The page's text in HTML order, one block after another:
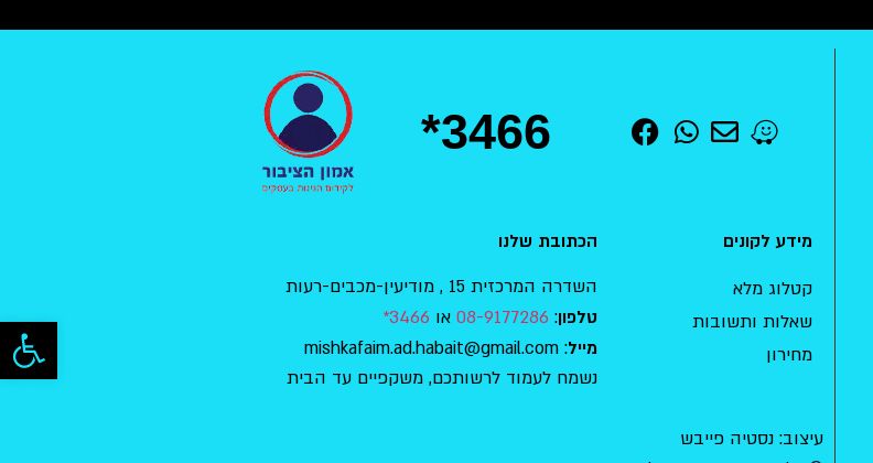
*3466
מידע לקונים
קטלוג מלא
שאלות ותשובות
מחירון
הכתובת שלנו
השדרה המרכזית 15 , מודיעין-מכבים-רעות
טלפון:
08-9177286 או 3466*
מייל: mishkafaim.ad.habait@gmail.com
נשמח לעמוד לרשותכם, משקפיים עד הבית
עיצוב: נסטיה פייבש
פתח